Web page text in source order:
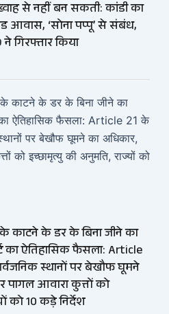
से नहीं बन सकती: कांडी का
आवास, ‘सोना पप्पू’ से संबंध,
गिरफ्तार किया
काटने के डर के बिना जीने का
का ऐतिहासिक फैसला: Article
स्थानों पर बेखौफ घूमने
आवारा कुत्तों को
को 10 कड़े निर्देश